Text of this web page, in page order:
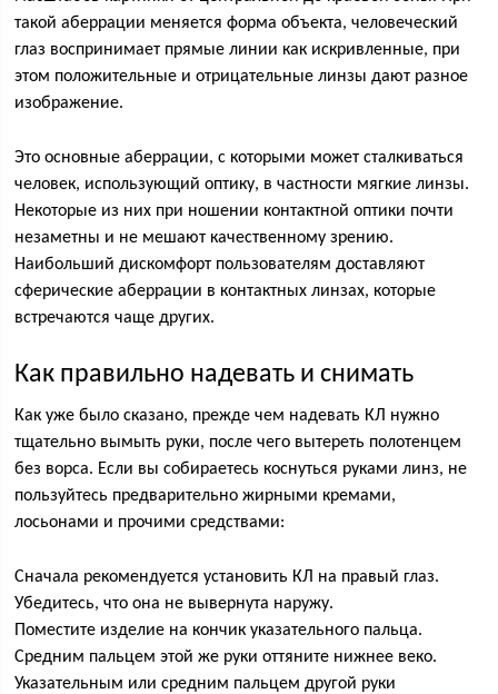
такой аберрации меняется форма объекта, человеческий
глаз воспринимает прямые линии как искривленные, при
этом положительные и отрицательные линзы дают разное
изображение.
Это основные аберрации, с которыми может сталкиваться
человек, использующий оптику, в частности мягкие линзы.
Некоторые из них при ношении контактной оптики почти
незаметны и не мешают качественному зрению.
Наибольший дискомфорт пользователям доставляют
сферические аберрации в контактных линзах, которые
встречаются чаще других.
Как правильно надевать и снимать
Как уже было сказано, прежде чем надевать КЛ нужно
тщательно вымыть руки, после чего вытереть полотенцем
без ворса. Если вы собираетесь коснуться руками линз, не
пользуйтесь предварительно жирными кремами,
лосьонами и прочими средствами:
Сначала рекомендуется установить КЛ на правый глаз.
Убедитесь, что она не вывернута наружу.
Поместите изделие на кончик указательного пальца.
Средним пальцем этой же руки оттяните нижнее веко.
Указательным или средним пальцем другой руки